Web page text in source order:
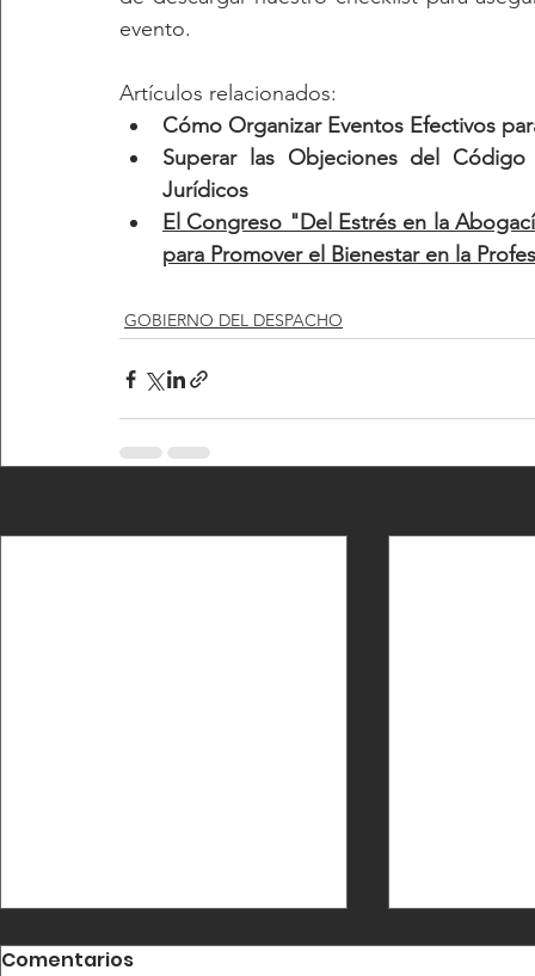
evento.
Artículos relacionados:
Cómo Organizar Eventos Efectivos
Superar las Objeciones del
Jurídicos
El Congreso "Del Estrés en la
para Promover el Bienestar en la
GOBIERNO DEL DESPACHO
Comentarios